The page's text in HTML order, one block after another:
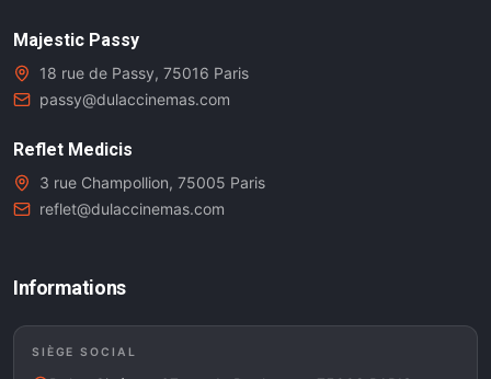
Majestic Passy
18 rue de Passy, 75016 Paris
passy@dulaccinemas.com
Reflet Medicis
3 rue Champollion, 75005 Paris
reflet@dulaccinemas.com
Informations
SIÈGE SOCIAL